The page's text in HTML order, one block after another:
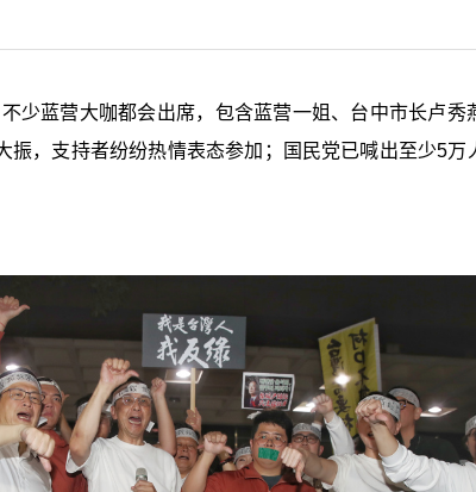
少蓝营大咖都会出席，包含蓝营一姐、台中市长卢
振，支持者纷纷热情表态参加；国民党已喊出至少5万